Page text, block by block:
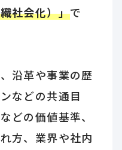
社会化）」で
沿革や事業の歴
などの共通目
どの価値基準、
方、業界や社内